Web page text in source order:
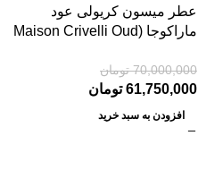
عطر میسون کریولی عود
ماراکوجا (Maison Crivelli Oud
70,000,000 تومان
61,750,000 تومان
افزودن به سبد خرید